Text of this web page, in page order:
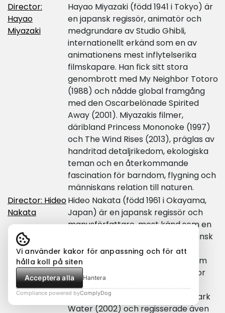
Director:
Hayao
Miyazaki
Hayao Miyazaki (född 1941 i Tokyo) är
en japansk regissör, animatör och
medgrundare av Studio Ghibli,
internationellt erkänd som en av
animationens mest inflytelserika
filmskapare. Han fick sitt stora
genombrott med My Neighbor Totoro
(1988) och nådde global framgång
med den Oscarbelönade Spirited
Away (2001). Miyazakis filmer,
däribland Princess Mononoke (1997)
och The Wind Rises (2013), präglas av
handritad detaljrikedom, ekologiska
teman och en återkommande
fascination för barndom, flygning och
människans relation till naturen.
Director: Hideo
Nakata
Hideo Nakata (född 1961 i Okayama,
Japan) är en japansk regissör och
manusförfattare, mest känd som en
centralgestalt inom modern japansk
skräck. Han fick internationellt
genombrott med Ringu (1998), som
skapade en global våg av J-horror
och inspirerade en amerikansk
remake. Nakata fortsatte med Dark
Water (2002) och regisserade även
Vi använder kakor för anpassning och för att
hålla koll på siten
Acceptera alla Hantera
Compliance powered byComplyDog